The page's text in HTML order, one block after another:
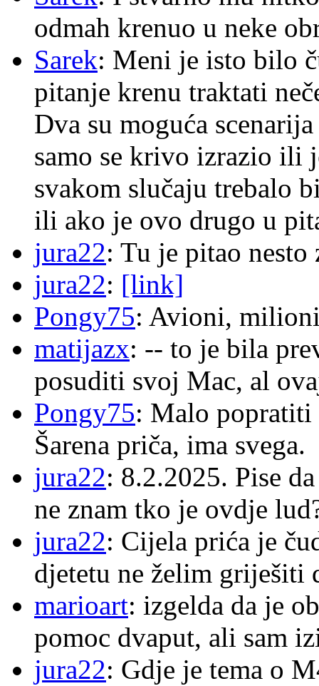
odmah krenuo u neke
Sarek: Meni je isto bilo
pitanje krenu traktati
Dva su moguća
samo se krivo izrazio ili
svakom slučaju trebalo
ili ako je ovo drugo u
jura22: Tu je pitao
jura22: [link]
Pongy75: Avioni,
matijazx: -- to je bila
posuditi svoj Mac, al
Pongy75: Malo popratiti
Šarena priča, ima svega.
jura22: 8.2.2025. Pise
ne znam tko je ovdje
jura22: Cijela prića je
djetetu ne želim griješiti
marioart: izgelda da je
pomoc dvaput, ali sam
jura22: Gdje je tema o